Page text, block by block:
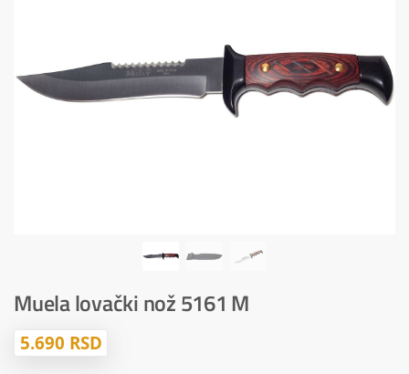
Muela lovački nož 5161 M
5.690 RSD